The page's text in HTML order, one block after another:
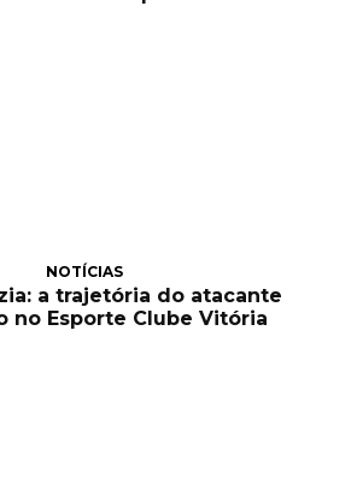
NOTÍCIAS
a trajetória do atacante
no Esporte Clube Vitória